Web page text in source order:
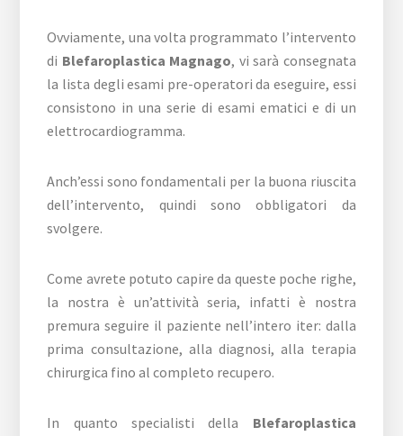
Ovviamente, una volta programmato l’intervento
di Blefaroplastica Magnago, vi sarà consegnata
la lista degli esami pre-operatori da eseguire, essi
consistono in una serie di esami ematici e di un
elettrocardiogramma.
Anch’essi sono fondamentali per la buona riuscita
dell’intervento, quindi sono obbligatori da
svolgere.
Come avrete potuto capire da queste poche righe,
la nostra è un’attività seria, infatti è nostra
premura seguire il paziente nell’intero iter: dalla
prima consultazione, alla diagnosi, alla terapia
chirurgica fino al completo recupero.
In quanto specialisti della Blefaroplastica